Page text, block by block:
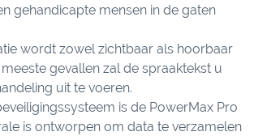
gehandicapte mensen in de gaten
wordt zowel zichtbaar als hoorbaar
gevallen zal de spraaktekst u
uit te voeren.
is de PowerMax Pro
is ontworpen om data te verzamelen